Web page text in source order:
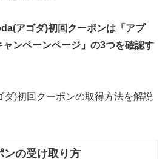
アゴダ)初回クーポンは「アプ
ャンペーンページ」の3つを確認す
ダ)初回クーポンの取得方法を解説
ンの受け取り方